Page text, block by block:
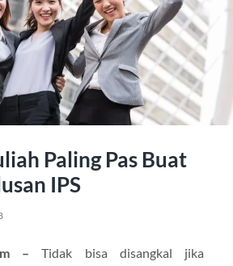
Paling Pas Buat
IPS
–Tidak bisa disangkal jika